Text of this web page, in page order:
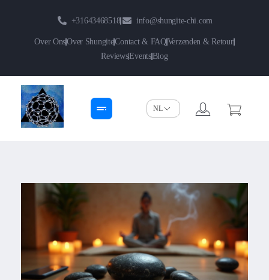
+31643468518 info@shungite-chi.com
Over OnsOver ShungiteContact & FAQVerzenden & Retour
ReviewsEventsBlog